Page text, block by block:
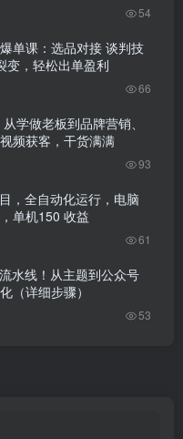
54
单课：选品对接 谈判技
变，轻松出单盈利
66
学做老板到品牌营销、
频获客，干货满满
93
，全自动化运行，电脑
单机150 收益
61
水线！从主题到公众号
（详细步骤）
53